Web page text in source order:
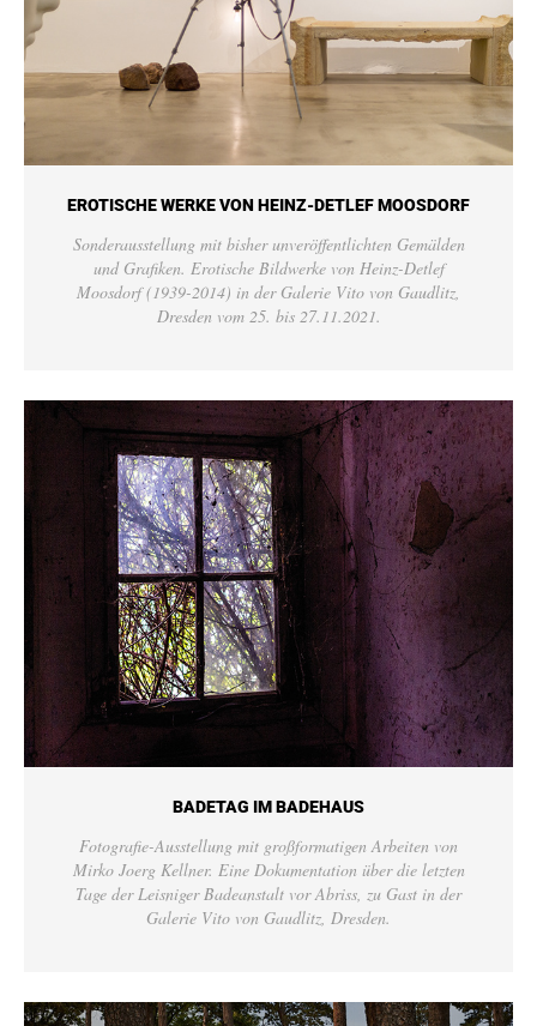
EROTISCHE WERKE VON HEINZ-DETLEF MOOSDORF
Sonderausstellung mit bisher unveröffentlichten Gemälden
und Grafiken. Erotische Bildwerke von Heinz-Detlef
Moosdorf (1939-2014) in der Galerie Vito von Gaudlitz,
Dresden vom 25. bis 27.11.2021.
BADETAG IM BADEHAUS
Fotografie-Ausstellung mit großformatigen Arbeiten von
Mirko Joerg Kellner. Eine Dokumentation über die letzten
Tage der Leisniger Badeanstalt vor Abriss, zu Gast in der
Galerie Vito von Gaudlitz, Dresden.